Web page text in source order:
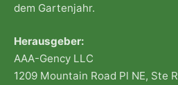
dem Gartenjahr.
Herausgeber:
AAA-Gency LLC
1209 Mountain Road Pl NE, Ste R